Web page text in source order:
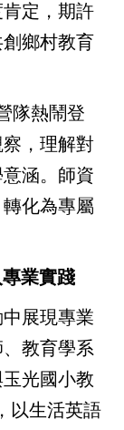
定，期許
鄉村教育
隊熱鬧登
，理解對
涵。師資
化為專屬
業實踐
展現專業
教育學系
光國小教
以生活英語